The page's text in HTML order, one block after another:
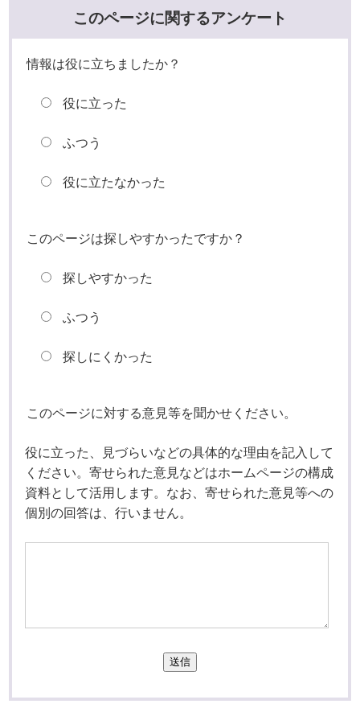
このページに関するアンケート
情報は役に立ちましたか？
役に立った
ふつう
役に立たなかった
このページは探しやすかったですか？
探しやすかった
ふつう
探しにくかった
このページに対する意見等を聞かせください。
役に立った、見づらいなどの具体的な理由を記入して
ください。寄せられた意見などはホームページの構成
資料として活用します。なお、寄せられた意見等への
個別の回答は、行いません。
送信